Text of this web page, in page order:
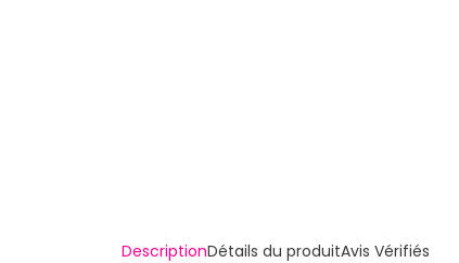
DescriptionDétails du produitAvis Vérifiés